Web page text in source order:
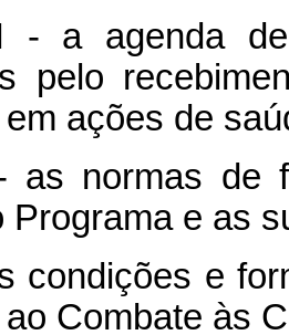
de
pelo
ações de
de
Programa e as
e
Combate às